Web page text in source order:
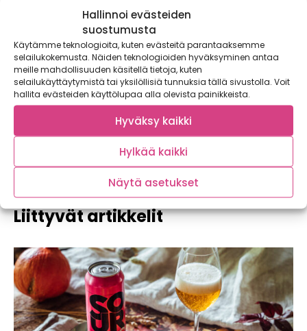
Hallinnoi evästeiden
suostumusta
Käytämme teknologioita, kuten evästeitä parantaaksemme
selailukokemusta. Näiden teknologioiden hyväksyminen antaa
meille mahdollisuuden käsitellä tietoja, kuten
selailukäyttäytymistä tai yksilöllisiä tunnuksia tällä sivustolla. Voit
hallita evästeiden käyttölupaa alla olevista painikkeista.
Hyväksy kaikki
Hylkää kaikki
Näytä asetukset
Soveltuu FODMAP-ruokavalioon.
Keltainen
Soveltuu FODMAP-ruokavalioon pienissä määrin.
Punainen
Rajoitetaan FODMAP-ruokavaliossa.
Liittyvät artikkelit